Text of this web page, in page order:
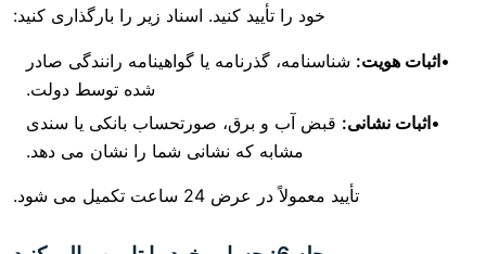
خود را تأیید کنید. اسناد زیر را بارگذاری کنید:
شناسنامه، گذرنامه یا گواهینامه رانندگی صادر
شده توسط دولت.
قبض آب و برق، صورتحساب بانکی یا سندی
مشابه که نشانی شما را نشان می دهد.
تأیید معمولاً در عرض 24 ساعت تکمیل می شود.